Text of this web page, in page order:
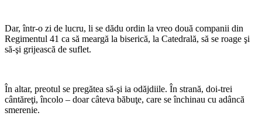
Dar, într-o zi de lucru, li se dădu ordin la vreo două companii din
Regimentul 41 ca să meargă la biserică, la Catedrală, să se roage şi
să-şi grijească de suflet.
În altar, preotul se pregătea să-şi ia odăjdiile. În strană, doi-trei
cântăreţi, încolo – doar câteva băbuţe, care se închinau cu adâncă
smerenie.